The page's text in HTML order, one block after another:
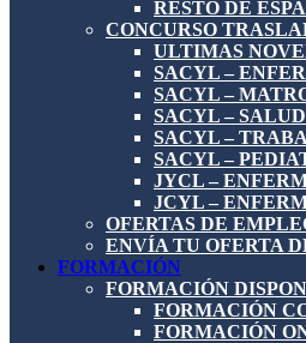
RESTO DE
CONCURSO
ULTIMAS
SACYL –
SACYL –
SACYL –
SACYL –
SACYL –
JYCL –
JCYL –
OFERTAS DE
ENVÍA TU OFERTA
FORMACIÓN
FORMACIÓN
FORMACIÓN
FORMACIÓN